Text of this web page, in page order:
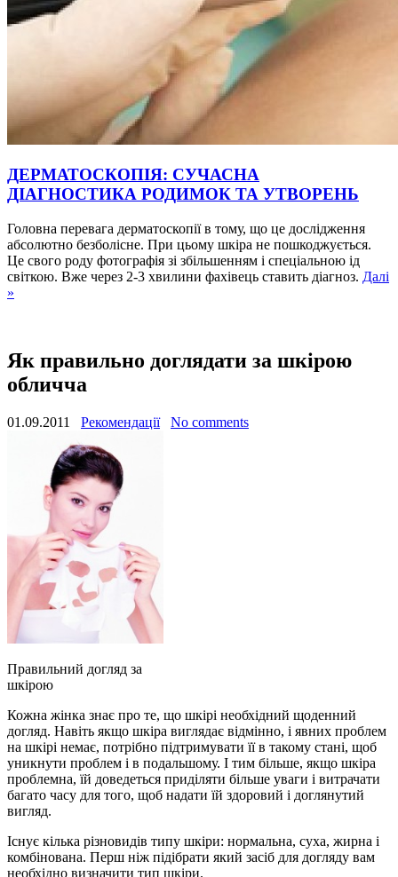
ДЕРМАТОСКОПІЯ: СУЧАСНА
ДІАГНОСТИКА РОДИМОК ТА УТВОРЕНЬ
Головна перевага дерматоскопії в тому, що це дослідження
абсолютно безболісне. При цьому шкіра не пошкоджується.
Це свого роду фотографія зі збільшенням і спеціальною ід
світкою. Вже через 2-3 хвилини фахівець ставить діагноз. Далі
»
Як правильно доглядати за шкірою
обличча
01.09.2011 Рекомендації No comments
Правильний догляд за
шкірою
Кожна жінка знає про те, що шкірі необхідний щоденний
догляд. Навіть якщо шкіра виглядає відмінно, і явних проблем
на шкірі немає, потрібно підтримувати її в такому стані, щоб
уникнути проблем і в подальшому. І тим більше, якщо шкіра
проблемна, їй доведеться приділяти більше уваги і витрачати
багато часу для того, щоб надати їй здоровий і доглянутий
вигляд.
Існує кілька різновидів типу шкіри: нормальна, суха, жирна і
комбінована. Перш ніж підібрати який засіб для догляду вам
необхідно визначити тип шкіри.